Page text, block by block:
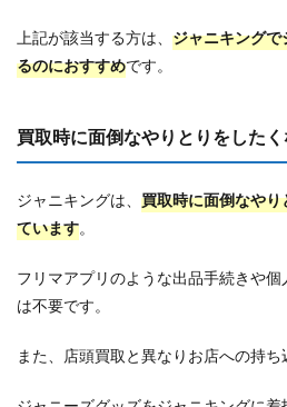
上記が該当する方は、 ジャニキングで
るのにおすすめです。
買取時に面倒なやりとりをした
ジャニキングは、 買取時に面倒なや
ています。
フリマアプリのような出品手続きや
は不要です。
また、店頭買取と異なりお店への持ち